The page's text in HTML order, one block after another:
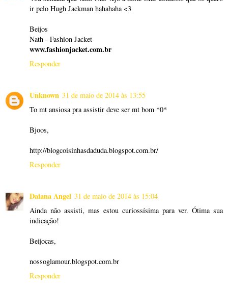
ir pelo Hugh Jackman hahahaha <3
Beijos
Nath - Fashion Jacket
www.fashionjacket.com.br
Responder
Unknown 31 de maio de 2014 às 13:55
To mt ansiosa pra assistir deve ser mt bom *0*
Bjoos,
http://blogcoisinhasdaduda.blogspot.com.br/
Responder
Daiana Angel 31 de maio de 2014 às 15:04
Ainda não assisti, mas estou curiossísima para ver. Ótima sua
indicação!
Beijocas,
nossoglamour.blogspot.com.br
Responder